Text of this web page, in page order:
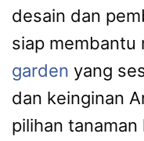
desain dan
siap membantu
garden yang
dan keinginan
pilihan